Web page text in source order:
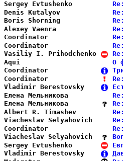
Sergey Evtushenko
Denis Kutalyov
Boris Shorning
Alexey Vaenra
Coordinator
Coordinator
Vasiliy I. Prihodchenko
Aqui
О
Coordinator
Coordinator
Vladimir Berestovsky
Елена Мельникова
Елена Мельникова
Albert R. Timashev
Viacheslav Selyahovich
Coordinator
Viacheslav Selyahovich
Sergey Evtushenko
Vladimir Berestovsky